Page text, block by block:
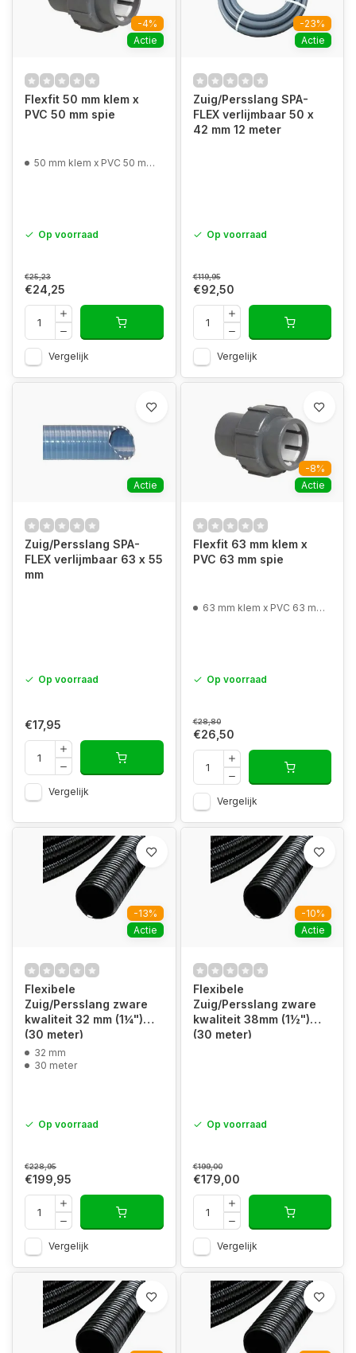
-4%
Actie
Flexfit 50 mm klem x
PVC 50 mm spie
50 mm klem x PVC 50 mm spie
Op voorraad
€25,23
€24,25
Vergelijk
-23%
Actie
Zuig/Persslang SPA-
FLEX verlijmbaar 50 x
42 mm 12 meter
Op voorraad
€119,95
€92,50
Vergelijk
Actie
Zuig/Persslang SPA-
FLEX verlijmbaar 63 x 55
mm
Op voorraad
€17,95
Vergelijk
-8%
Actie
Flexfit 63 mm klem x
PVC 63 mm spie
63 mm klem x PVC 63 mm spie
Op voorraad
€28,80
€26,50
Vergelijk
-13%
Actie
Flexibele
Zuig/Persslang zware
kwaliteit 32 mm (1¼")
(30 meter)
32 mm
30 meter
Op voorraad
€228,95
€199,95
Vergelijk
-10%
Actie
Flexibele
Zuig/Persslang zware
kwaliteit 38mm (1½")
(30 meter)
Op voorraad
€199,00
€179,00
Vergelijk